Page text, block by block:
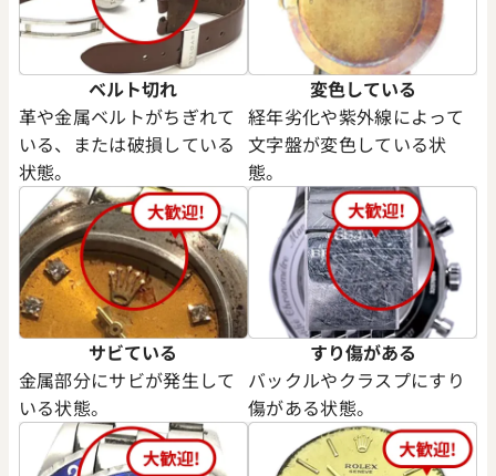
格
点の参考買取価格です
参考買取価格
7,170,000円
※2025年6月時点の参考買取
イデイト 40 228345RBR サ
ロレックス デイデイト 40
ンオンブレ文字盤
ベルト切れ
革や金属ベルトがちぎれて
いる、または破損している
状態。
変色している
経年劣化や紫外線によって
文字盤が変色している状
態。
サビている
金属部分にサビが発生して
いる状態。
すり傷がある
バックルやクラスプにすり
傷がある状態。